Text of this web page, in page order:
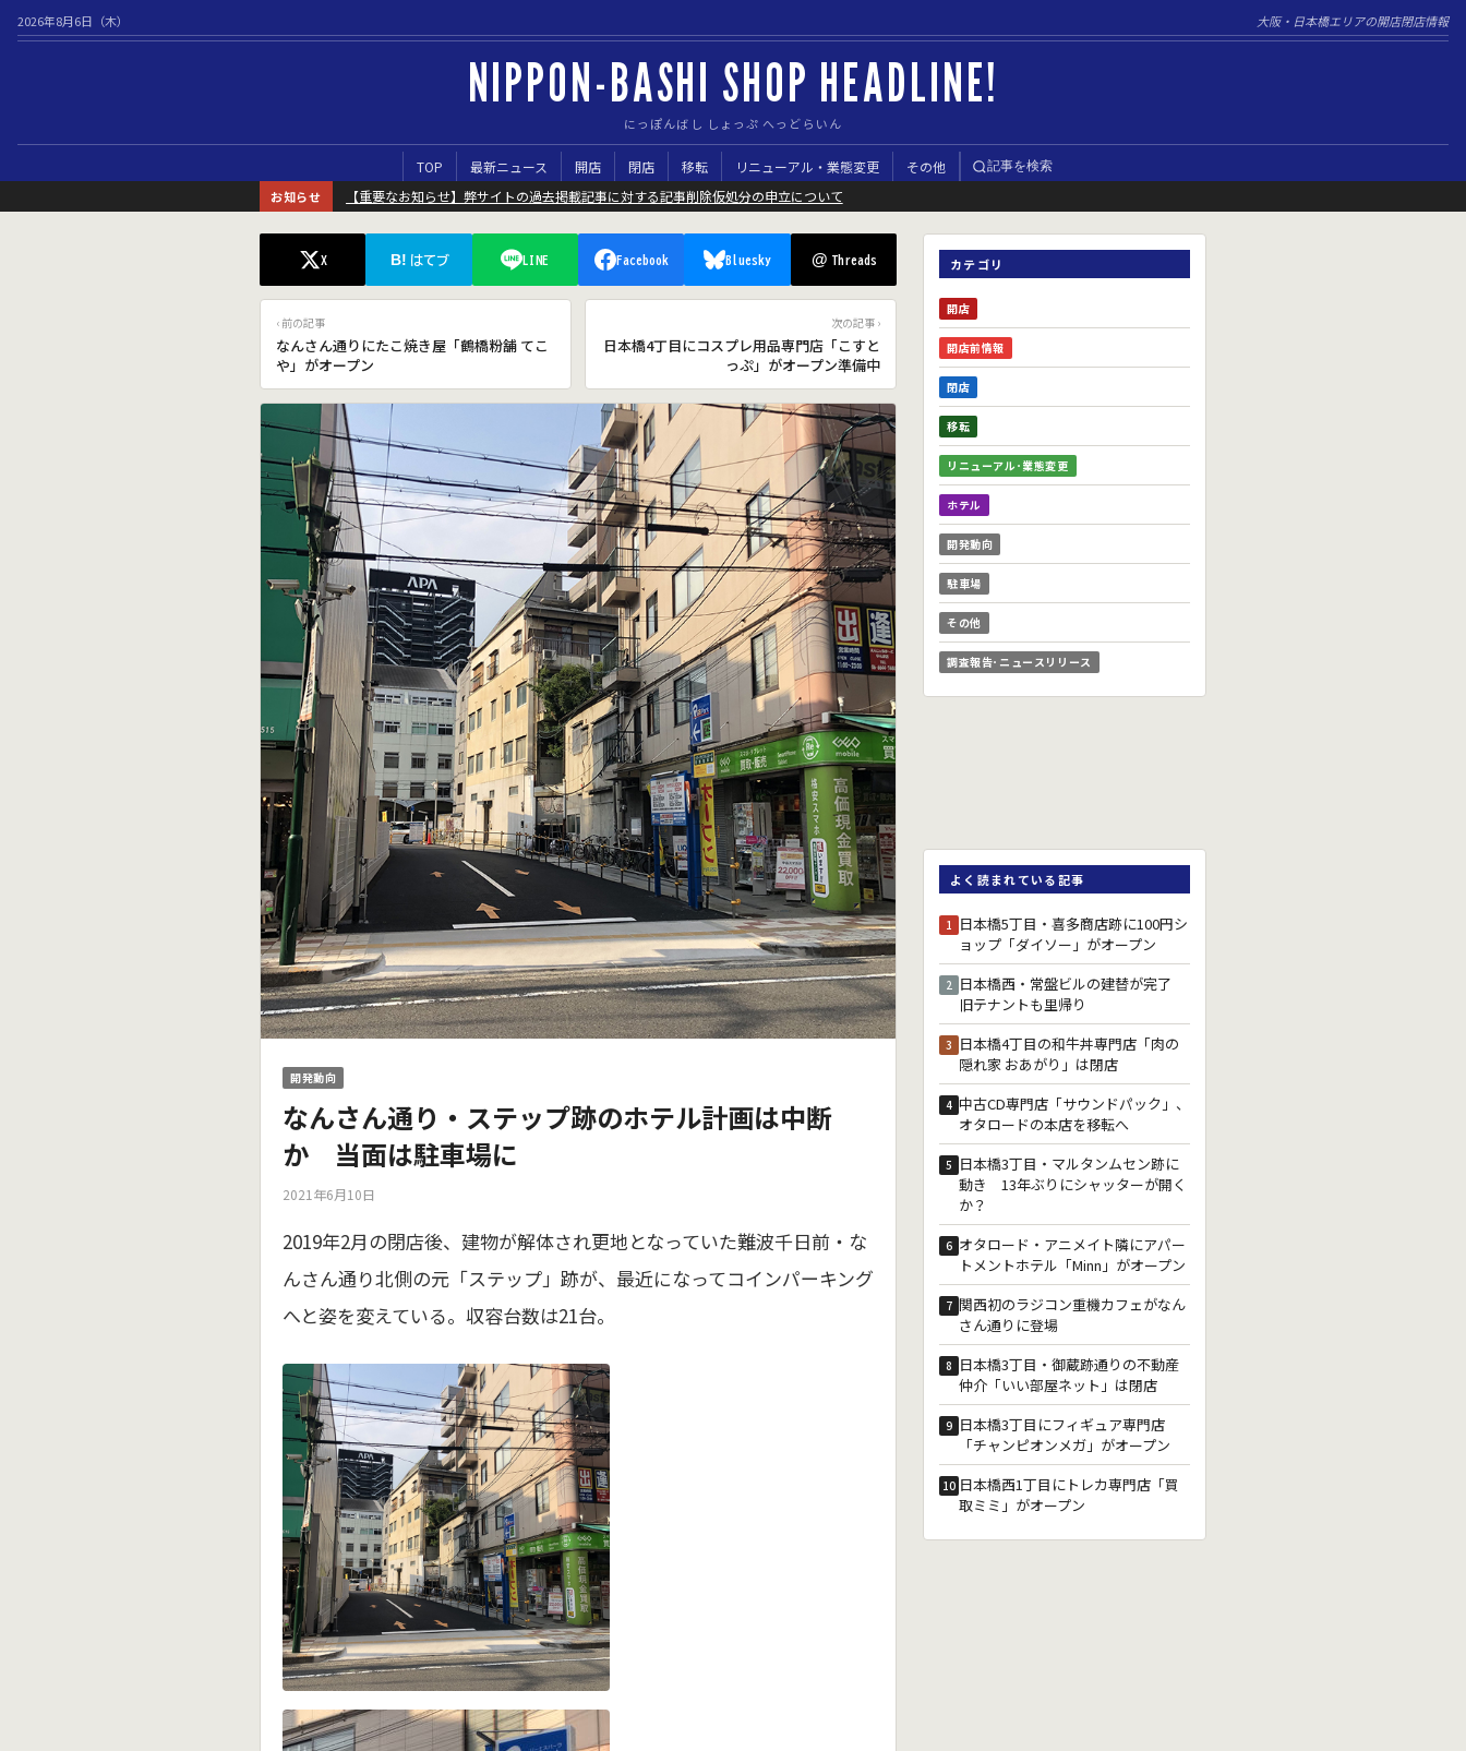
2026年8月6日（木） 大阪・日本橋エリアの開店閉店情報
NIPPON-BASHI SHOP HEADLINE!
にっぽんばし しょっぷ へっどらいん
TOP 最新ニュース 開店 閉店 移転 リニューアル・業態変更 その他 記事を検索
お知らせ 【重要なお知らせ】弊サイトの過去掲載記事に対する記事削除仮処分の申立について
X B! はてブ LINE Facebook Bluesky @ Threads
‹ 前の記事
なんさん通りにたこ焼き屋「鶴橋粉舗 てこ
や」がオープン
次の記事 ›
日本橋4丁目にコスプレ用品専門店「こすと
っぷ」がオープン準備中
開発動向
なんさん通り・ステップ跡のホテル計画は中断
か 当面は駐車場に
2021年6月10日
2019年2月の閉店後、建物が解体され更地となっていた難波千日前・な
んさん通り北側の元「ステップ」跡が、最近になってコインパーキング
へと姿を変えている。収容台数は21台。
カテゴリ
開店
開店前情報
閉店
移転
リニューアル･業態変更
ホテル
開発動向
駐車場
その他
調査報告･ニュースリリース
よく読まれている記事
1 日本橋5丁目・喜多商店跡に100円シ
ョップ「ダイソー」がオープン
2 日本橋西・常盤ビルの建替が完了
旧テナントも里帰り
3 日本橋4丁目の和牛丼専門店「肉の
隠れ家 おあがり」は閉店
4 中古CD専門店「サウンドパック」、
オタロードの本店を移転へ
5 日本橋3丁目・マルタンムセン跡に
動き 13年ぶりにシャッターが開く
か？
6 オタロード・アニメイト隣にアパー
トメントホテル「Minn」がオープン
7 関西初のラジコン重機カフェがなん
さん通りに登場
8 日本橋3丁目・御蔵跡通りの不動産
仲介「いい部屋ネット」は閉店
9 日本橋3丁目にフィギュア専門店
「チャンピオンメガ」がオープン
10 日本橋西1丁目にトレカ専門店「買
取ミミ」がオープン